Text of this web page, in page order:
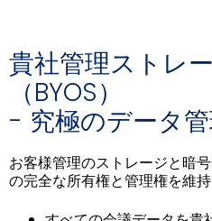
貴社管理ストレ
（BYOS）
- 究極のデータ
お客様管理のストレージと暗
の完全な所有権と管理権を維持